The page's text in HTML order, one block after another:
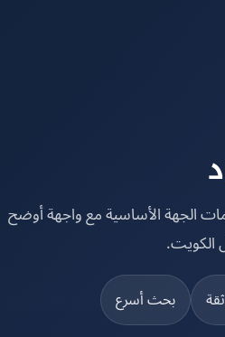
الأساسية مع واجهة أوضح
بحث أسرع